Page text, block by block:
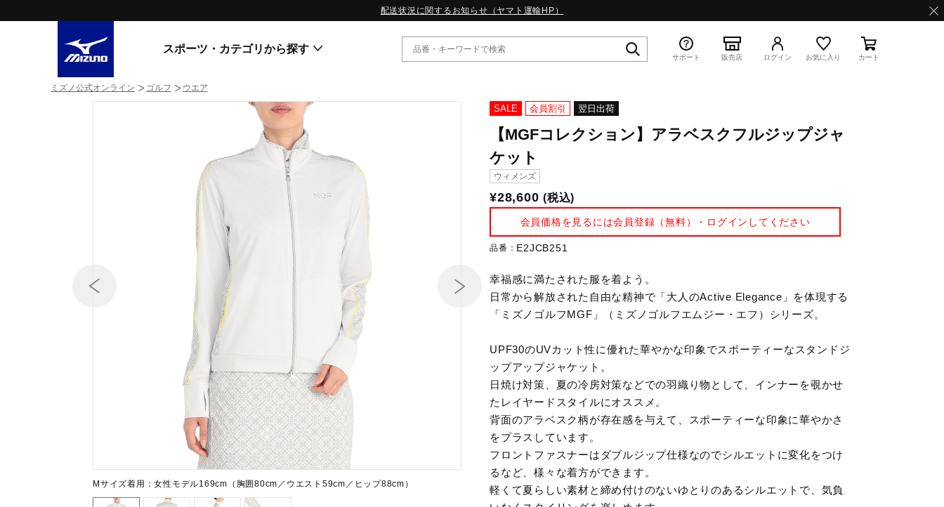
配送状況に関するお知らせ（ヤマト運輸HP）
スポーツ・カテゴリから探す
スニーカー
ウィンタースポーツ
スニーカー
すべてのシリーズ
WAVE PROPHECY
MORELIA LS
WAVE RIDER
MXR
ゴアテックス
コラボレーション
その他シリーズ
MORELIA LS｜特集
W.PROPHECY1｜特集
WP MAGIC MITA｜特集
WP STRAP｜特集
スペシャルカラーパック｜特集
WP STRAP 2｜特集
マーガレット・ハウエル｜特集
スニーカー商品をすべて見る
サポート 販売店 ログイン お気に入り カート
ミズノ公式オンライン ゴルフ ウエア
SALE 会員割引 翌日出荷
【MGFコレクション】アラベスクフルジップジャ
ケット
ウィメンズ
Mサイズ着用：女性モデル169cm（胸囲80cm／ウエスト59cm／ヒップ88cm）
¥28,600 (税込)
会員価格を見るには会員登録（無料）・ログインしてください
品番： E2JCB251
幸福感に満たされた服を着よう。
日常から解放された自由な精神で「大人のActive Elegance」を体現する
「ミズノゴルフMGF」（ミズノゴルフエムジー・エフ）シリーズ。
UPF30のUVカット性に優れた華やかな印象でスポーティーなスタンドジ
ップアップジャケット。
日焼け対策、夏の冷房対策などでの羽織り物として、インナーを覗かせ
たレイヤードスタイルにオススメ。
背面のアラベスク柄が存在感を与えて、スポーティーな印象に華やかさ
をプラスしています。
フロントファスナーはダブルジップ仕様なのでシルエットに変化をつけ
るなど、様々な着方ができます。
軽くて夏らしい素材と締め付けのないゆとりのあるシルエットで、気負